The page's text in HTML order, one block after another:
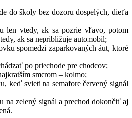
do školy bez dozoru dospelých, dieťa
len vtedy, ak sa pozrie vľavo, potom
ak sa nepribližuje automobil;
spomedzi zaparkovaných áut, ktoré
po priechode pre chodcov;
smerom – kolmo;
keď svieti na semafore červený signál
na zelený signál a prechod dokončiť aj